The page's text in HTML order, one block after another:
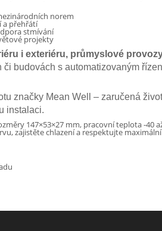
norem
a přehřátí
stmívání
projekty
i exteriéru, průmyslové
budovách s automatizovaným
značky Mean Well – zaručená
instalaci.
147×53×27 mm, pracovní teplota -40
zajistěte chlazení a respektujte